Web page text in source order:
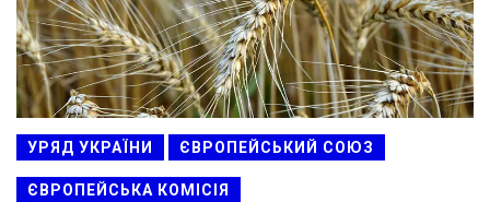
УРЯД УКРАЇНИ ЄВРОПЕЙСЬКИЙ СОЮЗ
ЄВРОПЕЙСЬКА КОМІСІЯ